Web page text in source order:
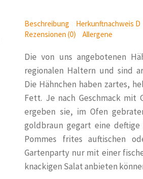
Beschreibung Herkunftnachweis D
Rezensionen (0)
Allergene
Die von uns angebotenen
regionalen Haltern und sind
Die Hähnchen haben zartes,
Fett. Je nach Geschmack mit
ergeben sie, im Ofen
goldbraun gegart eine
Pommes frites auftischen
Gartenparty nur mit einer
knackigen Salat anbieten